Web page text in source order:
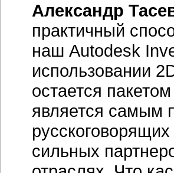
Александр
практичный
наш Autodesk
использовании
остается пакетом
является самым
сильных